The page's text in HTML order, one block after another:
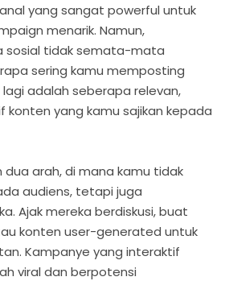
yang sangat powerful untuk
menarik. Namun,
sosial tidak semata-mata
sering kamu memposting
adalah seberapa relevan,
konten yang kamu sajikan kepada
arah, di mana kamu tidak
audiens, tetapi juga
Ajak mereka berdiskusi, buat
konten user-generated untuk
Kampanye yang interaktif
viral dan berpotensi